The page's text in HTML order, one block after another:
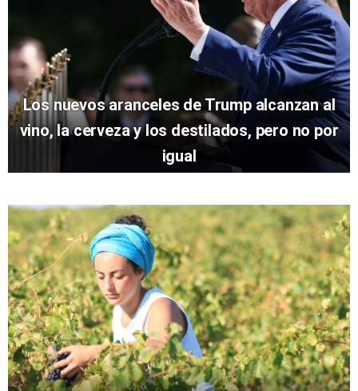
Los nuevos aranceles de Trump alcanzan al
vino, la cerveza y los destilados, pero no por
igual